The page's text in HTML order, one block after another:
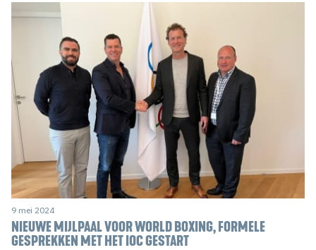
9 mei 2024
NIEUWE MIJLPAAL VOOR WORLD BOXING, FORMELE
GESPREKKEN MET HET IOC GESTART